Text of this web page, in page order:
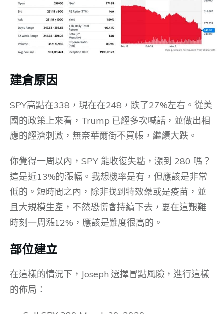
建倉原因
SPY高點在338，現在在248，跌了27%左右。從美
國的政策上來看，Trump 已經多次喊話，並做出相
應的經濟刺激，無奈華爾街不買帳，繼續大跌。
你覺得一周以內，SPY 能收復失點，漲到 280 嗎？
這是近13%的漲幅。我想機率是有，但應該是非常
低的。短時間之內，除非找到特效藥或是疫苗，並
且大規模生產，不然恐慌會持續下去，要在這艱難
時刻一周漲12%，應該是難度很高的。
部位建立
在這樣的情況下，Joseph 選擇冒點風險，進行這樣
的佈局：